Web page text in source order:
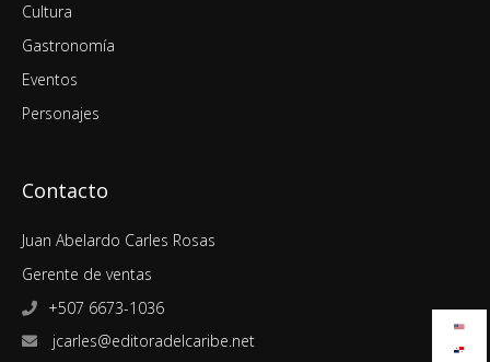
Cultura
Gastronomía
Eventos
Personajes
Contacto
Juan Abelardo Carles Rosas
Gerente de ventas
+507 6673-1036
jcarles@editoradelcaribe.net